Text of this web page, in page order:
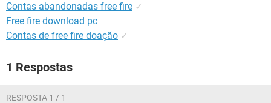
Contas abandonadas free fire ✓
Free fire download pc
Contas de free fire doação ✓
1 Respostas
RESPOSTA 1 / 1